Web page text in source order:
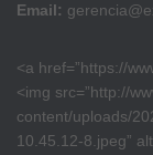
Email:
<a href=”https://
<img src=”http://
content/uploads/
10.45.12-8.jpeg”